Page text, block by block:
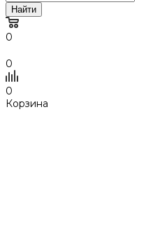
Найти
0
0
0
Корзина